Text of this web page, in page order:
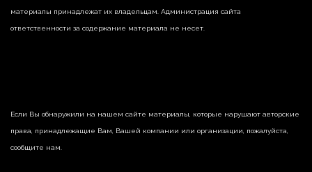
материалы принадлежат их владельцам. Администрация сайта
ответственности за содержание материала не несет.
Если Вы обнаружили на нашем сайте материалы, которые нарушают авторские
права, принадлежащие Вам, Вашей компании или организации, пожалуйста,
сообщите нам.